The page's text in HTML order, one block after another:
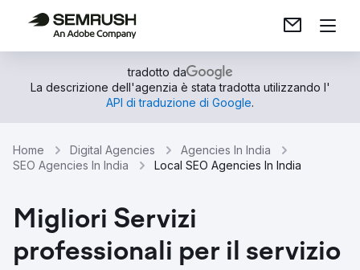
tradotto da
La descrizione dell'agenzia è stata tradotta utilizzando l'
API di traduzione di Google.
Home Digital Agencies
Agencies In India
SEO Agencies In India
Local SEO Agencies In India
Migliori Servizi
professionali per il servizio